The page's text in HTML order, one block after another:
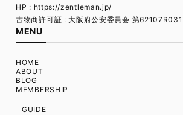
HP : https://zentleman.jp/
古物商許可証 : 大阪府公安委員会 第
MENU
HOME
ABOUT
BLOG
MEMBERSHIP
GUIDE